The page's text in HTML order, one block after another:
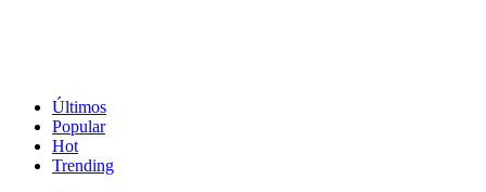
Últimos
Popular
Hot
Trending